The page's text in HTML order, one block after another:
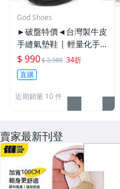
God Shoes
►破盤特價◄台灣製牛皮
手縫氣墊鞋 | 輕量化手
工縫線鞋底 |真皮皮鞋 |
學生鞋 | 上班鞋 - 男版
$ 990$ 2,980 34折
直購
近期銷量 10 件
賣家最新刊登